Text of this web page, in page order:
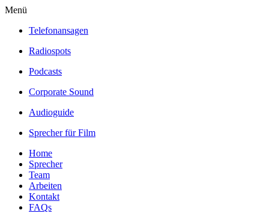
Menü
Telefonansagen
Radiospots
Podcasts
Corporate Sound
Audioguide
Sprecher für Film
Home
Sprecher
Team
Arbeiten
Kontakt
FAQs